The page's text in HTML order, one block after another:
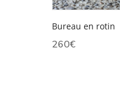
Bureau en rotin
260€